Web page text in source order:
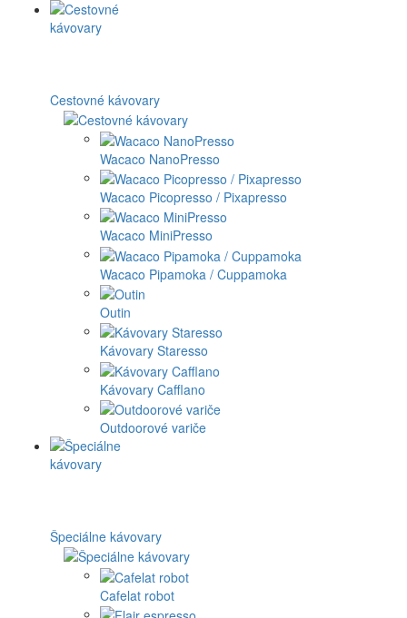
Cestovné kávovary
Wacaco NanoPresso
Wacaco Picopresso / Pixapresso
Wacaco MiniPresso
Wacaco Pipamoka / Cuppamoka
Outin
Kávovary Staresso
Kávovary Cafflano
Outdoorové variče
Špeciálne kávovary
Cafelat robot